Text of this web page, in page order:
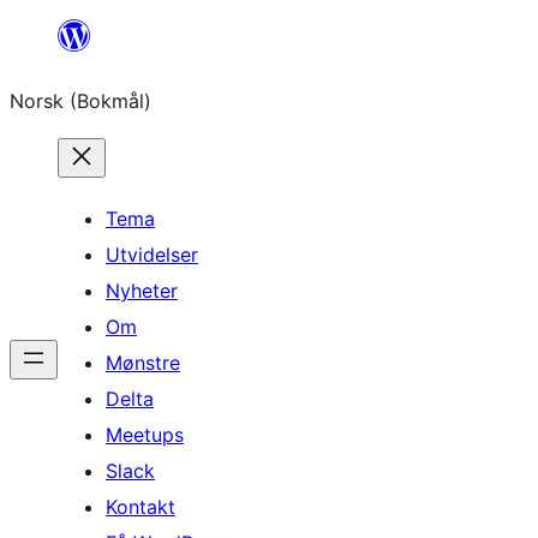
Hopp
innhold
Norsk (Bokmål)
Tema
Utvidelser
Nyheter
Om
Mønstre
Delta
Meetups
Slack
Kontakt